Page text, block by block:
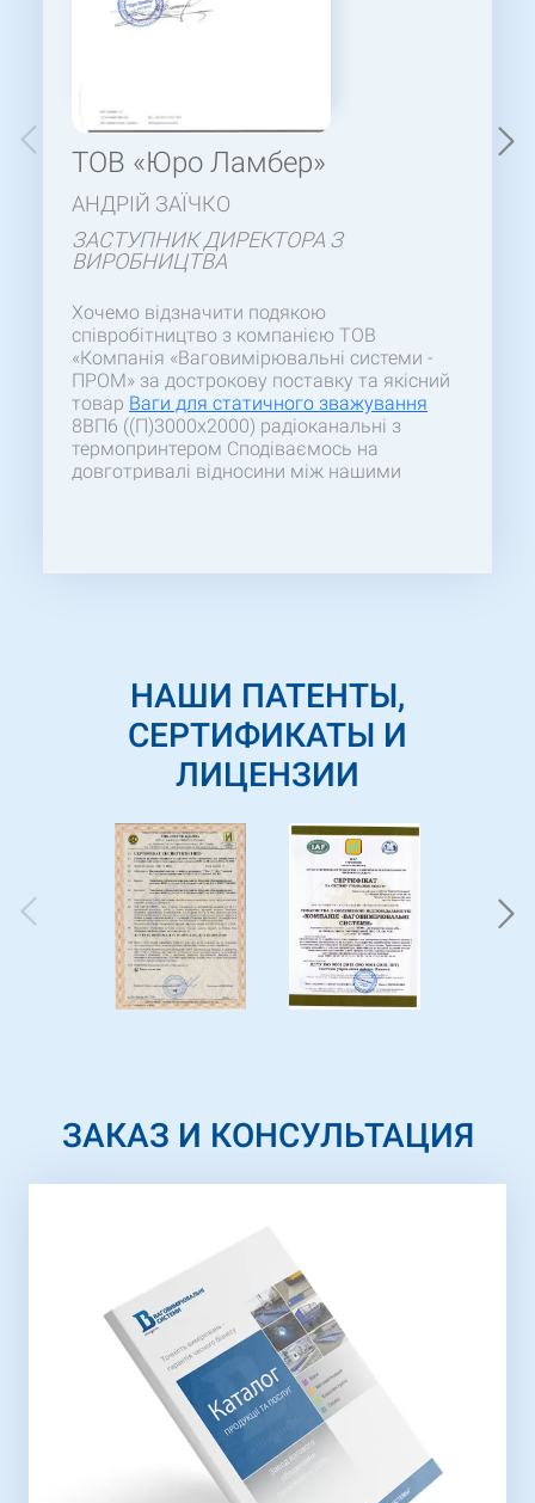
ТОВ «Юро Ламбер»
АНДРІЙ ЗАЇЧКО
ЗАСТУПНИК ДИРЕКТОРА З
ВИРОБНИЦТВА
Хочемо відзначити подякою
співробітництво з компанією ТОВ
«Компанія «Ваговимірювальні системи -
ПРОМ» за дострокову поставку та якісний
товар Ваги для статичного зважування
8ВП6 ((П)3000х2000) радіоканальні з
термопринтером Сподіваємось на
довготривалі відносини між нашими
НАШИ ПАТЕНТЫ,
СЕРТИФИКАТЫ И
ЛИЦЕНЗИИ
ЗАКАЗ И КОНСУЛЬТАЦИЯ